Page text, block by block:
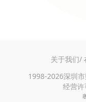
关于我们/
1998-2026深圳
经营